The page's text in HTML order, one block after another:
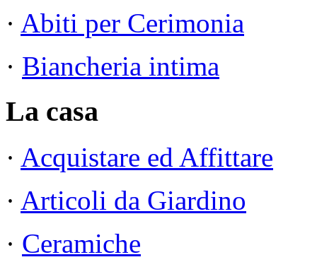
· Abiti per Cerimonia
· Biancheria intima
La casa
· Acquistare ed Affittare
· Articoli da Giardino
· Ceramiche